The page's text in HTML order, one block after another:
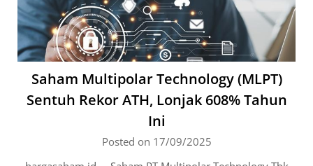
Saham Multipolar Technology (MLPT)
Sentuh Rekor ATH, Lonjak 608% Tahun
Ini
Posted on 17/09/2025